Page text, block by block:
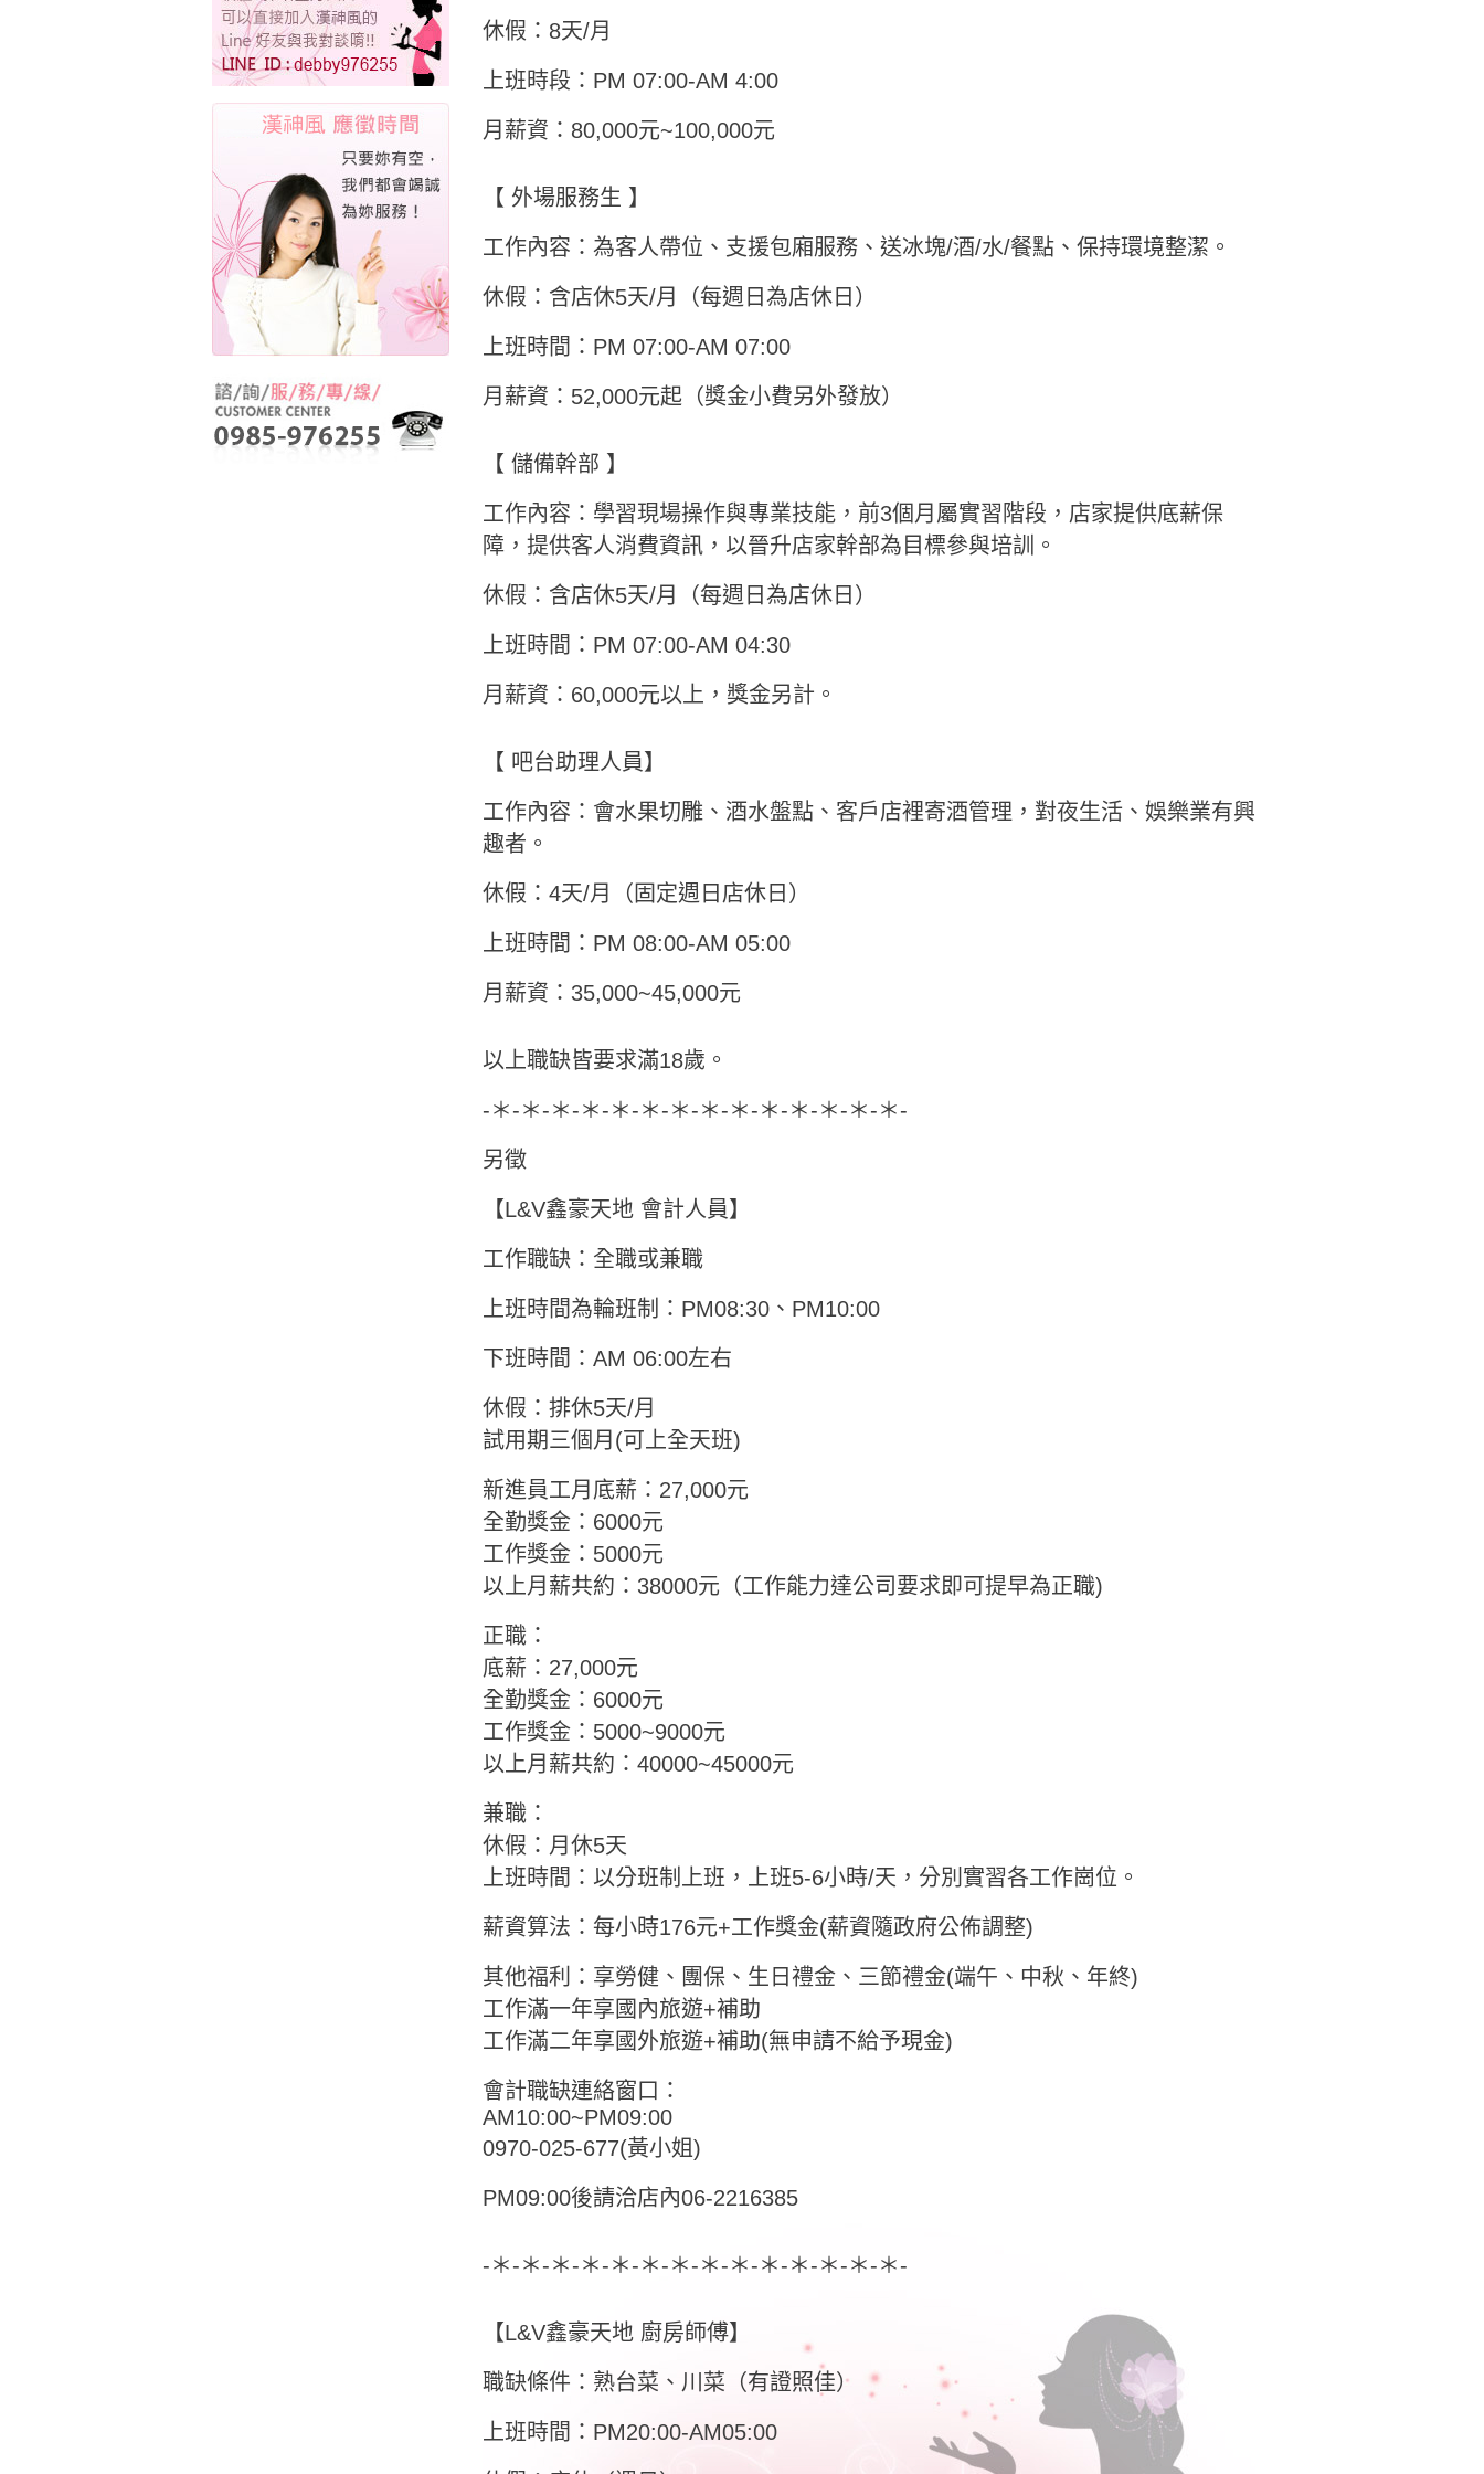
休假：8天/月
上班時段：PM 07:00-AM 4:00
月薪資：80,000元~100,000元
【 外場服務生 】
工作內容：為客人帶位、支援包廂服務、送冰塊/酒/水/餐點、保持環境整潔。
休假：含店休5天/月（每週日為店休日）
上班時間：PM 07:00-AM 07:00
月薪資：52,000元起（獎金小費另外發放）
【 儲備幹部 】
工作內容：學習現場操作與專業技能，前3個月屬實習階段，店家提供底薪保
障，提供客人消費資訊，以晉升店家幹部為目標參與培訓。
休假：含店休5天/月（每週日為店休日）
上班時間：PM 07:00-AM 04:30
月薪資：60,000元以上，獎金另計。
【 吧台助理人員】
工作內容：會水果切雕、酒水盤點、客戶店裡寄酒管理，對夜生活、娛樂業有興
趣者。
休假：4天/月（固定週日店休日）
上班時間：PM 08:00-AM 05:00
月薪資：35,000~45,000元
以上職缺皆要求滿18歲。
-＊-＊-＊-＊-＊-＊-＊-＊-＊-＊-＊-＊-＊-＊-
另徵
【L&V鑫豪天地 會計人員】
工作職缺：全職或兼職
上班時間為輪班制：PM08:30、PM10:00
下班時間：AM 06:00左右
休假：排休5天/月
試用期三個月(可上全天班)
新進員工月底薪：27,000元
全勤獎金：6000元
工作獎金：5000元
以上月薪共約：38000元（工作能力達公司要求即可提早為正職)
正職：
底薪：27,000元
全勤獎金：6000元
工作獎金：5000~9000元
以上月薪共約：40000~45000元
兼職：
休假：月休5天
上班時間：以分班制上班，上班5-6小時/天，分別實習各工作崗位。
薪資算法：每小時176元+工作獎金(薪資隨政府公佈調整)
其他福利：享勞健、團保、生日禮金、三節禮金(端午、中秋、年終)
工作滿一年享國內旅遊+補助
工作滿二年享國外旅遊+補助(無申請不給予現金)
會計職缺連絡窗口：
AM10:00~PM09:00
0970-025-677(黃小姐)
PM09:00後請洽店內06-2216385
-＊-＊-＊-＊-＊-＊-＊-＊-＊-＊-＊-＊-＊-＊-
【L&V鑫豪天地 廚房師傅】
職缺條件：熟台菜、川菜（有證照佳）
上班時間：PM20:00-AM05:00